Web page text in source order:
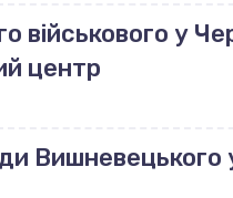
військового у
центр
Вишневецького